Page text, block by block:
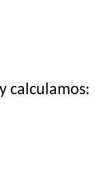
calculamos: